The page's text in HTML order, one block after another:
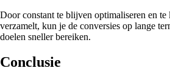
Door constant te blijven optimaliseren en te
verzamelt, kun je de conversies op lange
doelen sneller bereiken.
Conclusie